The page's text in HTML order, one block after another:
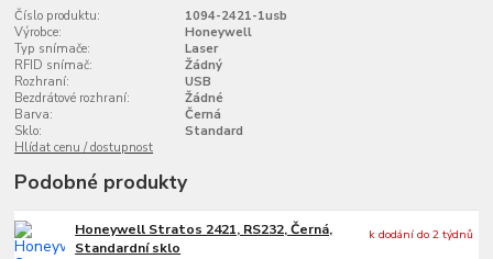
Číslo produktu:
1094-2421-1usb
Výrobce:
Honeywell
Typ snímače:
Laser
RFID snímač:
Žádný
Rozhraní:
USB
Bezdrátové rozhraní:
Žádné
Barva:
Černá
Sklo:
Standard
Hlídat cenu / dostupnost
Podobné produkty
Honeywell Stratos 2421, RS232, Černá,
Standardní sklo
k dodání do 2 týdnů